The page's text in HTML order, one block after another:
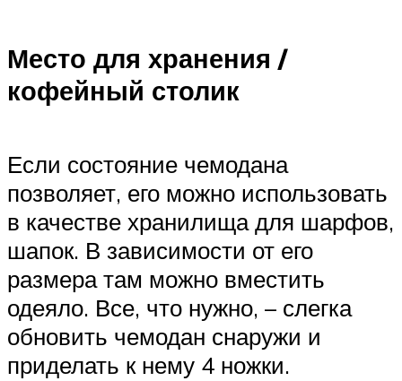
Место для хранения /
кофейный столик
Если состояние чемодана
позволяет, его можно использовать
в качестве хранилища для шарфов,
шапок. В зависимости от его
размера там можно вместить
одеяло. Все, что нужно, – слегка
обновить чемодан снаружи и
приделать к нему 4 ножки.